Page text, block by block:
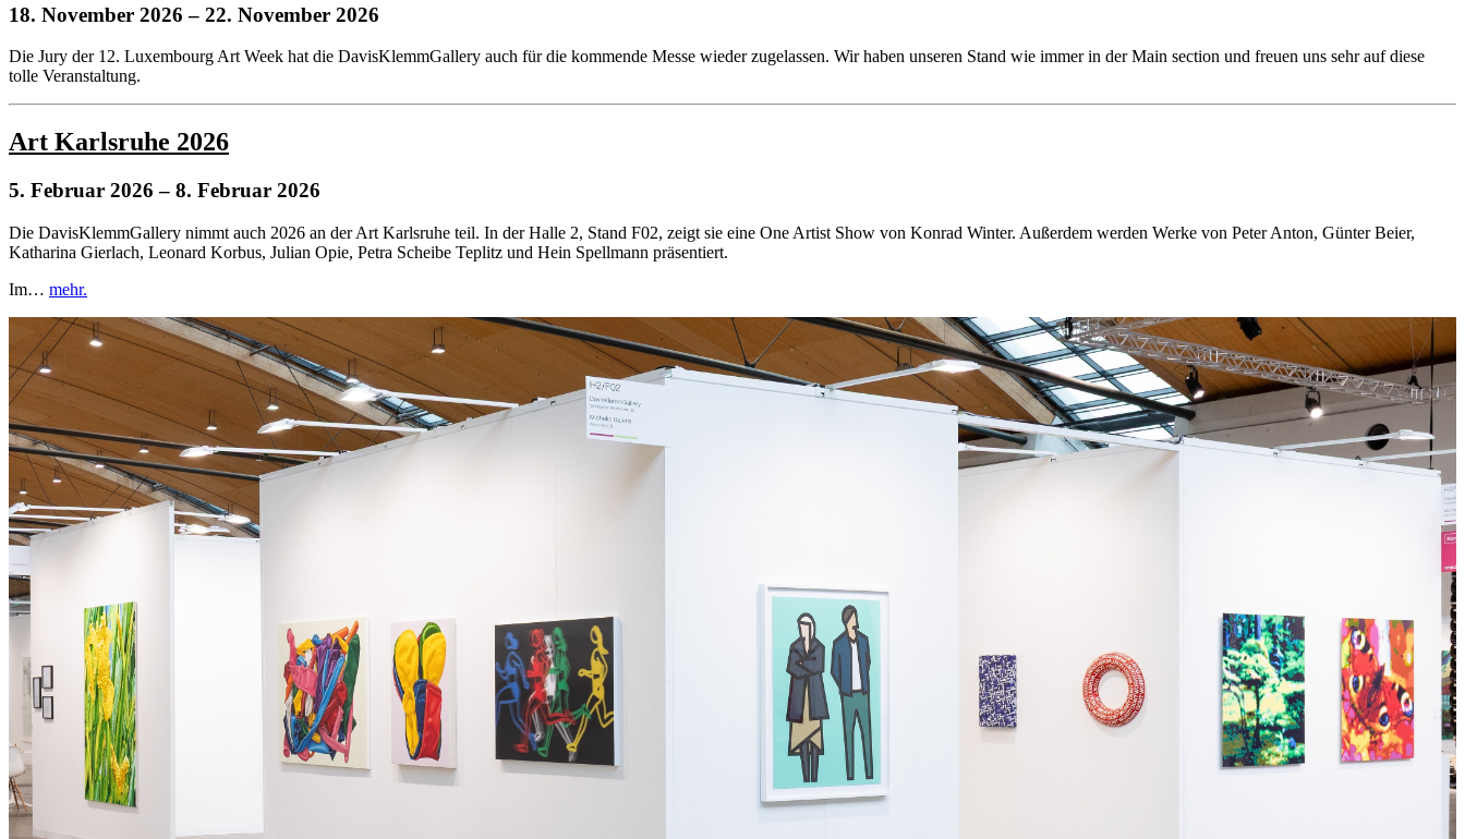
18. November 2026 – 22. November 2026
Die Jury der 12. Luxembourg Art Week hat die DavisKlemmGallery auch für die kommende Messe wieder zugelassen. Wir haben unseren Stand wie immer in der Main section und freuen uns sehr auf diese
tolle Veranstaltung.
Art Karlsruhe 2026
5. Februar 2026 – 8. Februar 2026
Die DavisKlemmGallery nimmt auch 2026 an der Art Karlsruhe teil. In der Halle 2, Stand F02, zeigt sie eine One Artist Show von Konrad Winter. Außerdem werden Werke von Peter Anton, Günter Beier,
Katharina Gierlach, Leonard Korbus, Julian Opie, Petra Scheibe Teplitz und Hein Spellmann präsentiert.
Im… mehr.